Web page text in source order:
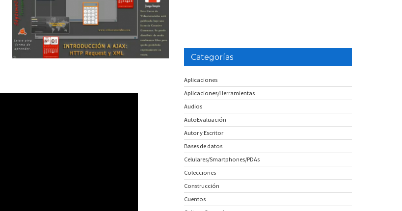
Categorías
Aplicaciones
Aplicaciones/Herramientas
Audios
AutoEvaluación
Autor y Escritor
Bases de datos
Celulares/Smartphones/PDAs
Colecciones
Construcción
Cuentos